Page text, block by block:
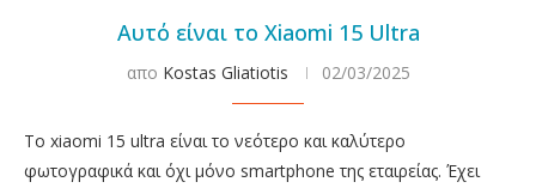
Αυτό είναι το Xiaomi 15 Ultra
απο Kostas Gliatiotis 02/03/2025
To xiaomi 15 ultra είναι το νεότερο και καλύτερο
φωτογραφικά και όχι μόνο smartphone της εταιρείας. Έχει